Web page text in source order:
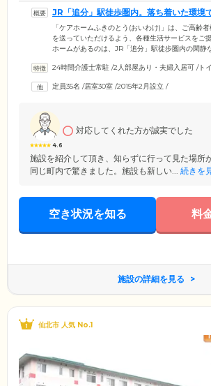
JR「追分」駅徒歩圏内。落ち着いた環境
ことができます
「ケアホームふきのとう(おいわけ)」は、ご高齢
を送っていただけるよう、各種生活サービスをご
ホームがあるのは、JR「追分」駅徒歩圏内の閑静
ご友人様もお気軽にお越しいただける利便性のよ
に応じてご入浴・お食事・排せつの介助までサポ
24時間介護士常駐 /2人部屋あり・夫婦入居可 /ト
定員35名 /居室30室 /2015年2月設立 /
4.6
対応してくれた方が誠実でした
施設を紹介して頂き、知らずに行って見た場所
同じ町内で驚きました。施設も新しい... 続きを
空き状況を知る 料
施設の詳細を見る
仙北市 人気 No.1